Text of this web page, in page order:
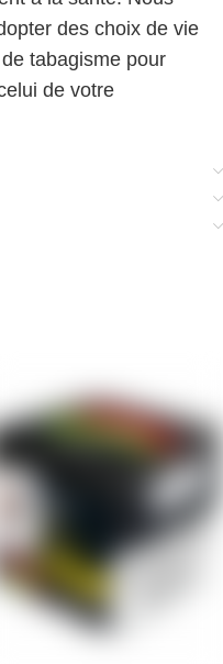
des choix de vie
tabagisme pour
de votre